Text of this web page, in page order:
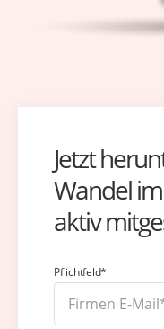
Jetzt
Wandel
aktiv
Pflichtfeld*